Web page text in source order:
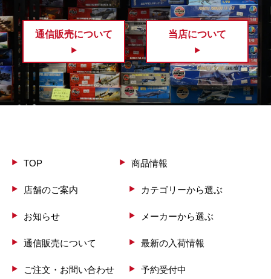
通信販売について 当店について
TOP
店舗のご案内
お知らせ
通信販売について
ご注文・お問い合わせ
商品情報
カテゴリーから選ぶ
メーカーから選ぶ
最新の入荷情報
予約受付中